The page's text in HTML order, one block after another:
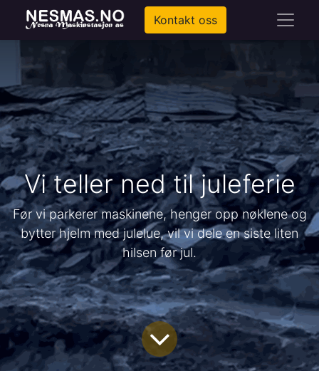
Kontakt oss
Vi teller ned til juleferie
Før vi parkerer maskinene, henger opp nøklene og
bytter hjelm med julelue, vil vi dele en siste liten
hilsen før jul.